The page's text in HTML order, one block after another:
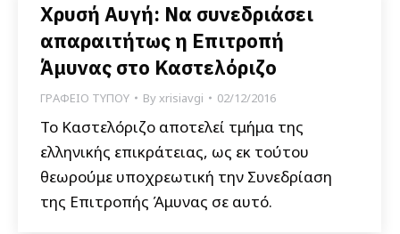
Χρυσή Αυγή: Να συνεδριάσει
απαραιτήτως η Επιτροπή
Άμυνας στο Καστελόριζο
ΓΡΑΦΕΙΟ ΤΥΠΟΥ Byxrisiavgi 02/12/2016
Το Καστελόριζο αποτελεί τμήμα της
ελληνικής επικράτειας, ως εκ τούτου
θεωρούμε υποχρεωτική την Συνεδρίαση
της Επιτροπής Άμυνας σε αυτό.